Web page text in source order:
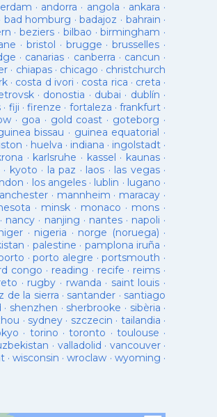
· andorra · angola · ankara ·
bad homburg ·badajoz · bahrain ·
·beziers · bilbao ·birmingham ·
· bristol · brugge ·brusselles ·
· canarias · canberra · cancun ·
· chiapas· chicago · christchurch
· costa d ivori · costa rica · creta ·
· donostia · dubai · dublín ·
· fiji · firenze · fortaleza · frankfurt ·
· goa · gold coast · goteborg ·
bissau · guinea equatorial ·
· huelva · indiana · ingolstadt·
· karlsruhe · kassel · kaunas·
· kyoto · la paz · laos · las vegas·
· los angeles· lublin · lugano ·
· mannheim · maracay ·
· minsk· monaco · mons ·
· nancy · nanjing · nantes· napoli ·
· nigeria · norge (noruega) ·
· palestine · pamplona iruña ·
·porto alegre ·portsmouth ·
congo · reading · recife · reims ·
· rugby · rwanda · saint louis ·
de la sierra · santander · santiago
· shenzhen · sherbrooke · sibèria ·
· sydney · szczecin · tailandia ·
· torino ·toronto · toulouse ·
· valladolid · vancouver·
·wisconsin ·wroclaw · wyoming ·